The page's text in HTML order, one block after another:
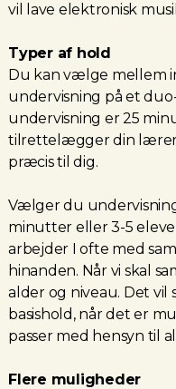
vil lave elektronisk
Typer af hold
Du kan vælge mellem
undervisning på et
undervisning er 25
tilrettelægger din lærer
præcis til dig.
Vælger du
minutter eller 3-5
arbejder I ofte med
hinanden. Når vi skal
alder og niveau. Det vil
basishold, når det er
passer med hensyn til
Flere muligheder